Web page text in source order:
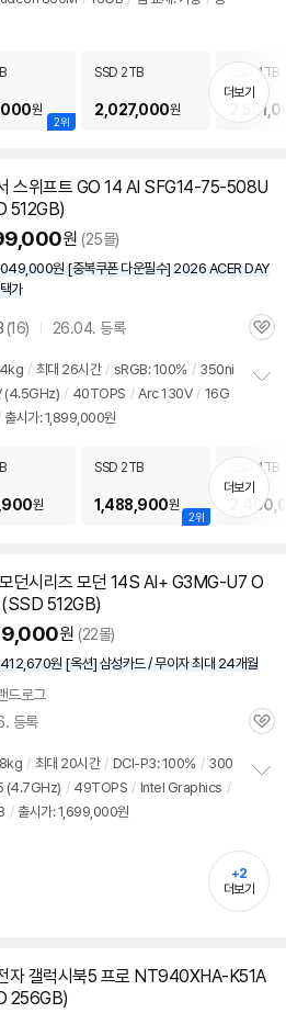
치
기
2위
원
SSD 2TB
2,027,000원
SSD 4TB
더보기
스위프트 GO 14 AI SFG14-75-508U
512GB)
원 (25몰)
원 [중복쿠폰 다운필수] 2026 ACER DAY
가
(상
리
뷰
16) 26.04. 등록
관
/ 최대 26시간 / sRGB: 100% / 350ni
(4.5GHz) / 40TOPS / Arc 130V / 16G
출시가: 1,899,000원
치
기
원
2위
SSD 2TB
1,488,900원
SSD 4TB
더보기
던시리즈 모던 14S AI+ G3MG-U7 O
512GB)
원 (22몰)
원 [옥션] 삼성카드 / 무이자 최대 24개월
드로그
등록
관
/ 최대 20시간 / DCI-P3: 100% / 300
(4.7GHz) / 49TOPS / Intel Graphics /
/ 출시가: 1,699,000원
기
+2
더보기
자 갤럭시북5 프로 NT940XHA-K51A
256GB)